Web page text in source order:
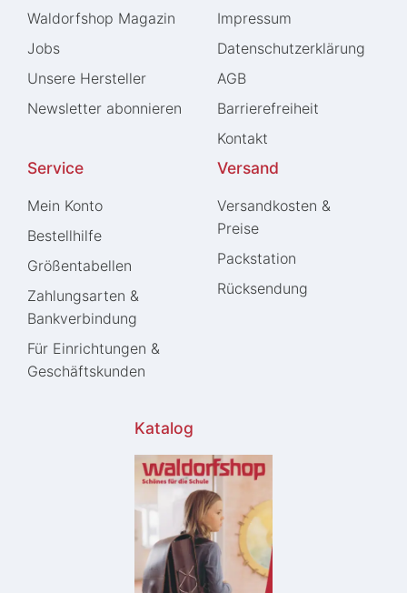
Waldorfshop Magazin
Jobs
Unsere Hersteller
Newsletter abonnieren
Impressum
Daten­schutz­erklärung
AGB
Barrierefreiheit
Kontakt
Service
Mein Konto
Bestellhilfe
Größentabellen
Zahlungsarten &
Bankverbindung
Für Einrichtungen &
Geschäftskunden
Versand
Versandkosten &
Preise
Packstation
Rücksendung
Katalog